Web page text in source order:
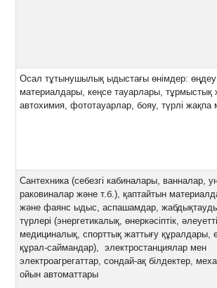
Осал тұтынушылық ыдыстағы өнімдер: өңдеу
материалдары, кеңсе тауарлары, тұрмыстық
автохимия, фототауарлар, бояу, түрлі жақпа
Сантехника (себезгі кабиналары, ванналар,
раковиналар және т.б.), қаптайтын
және фаянс ыдыс, аспашамдар,
түрлері (энергетикалық, өнеркәсіптік,
медициналық, спорттық жаттығу құралдары,
құрал-саймандар), электростанциялар мен
электроагрегаттар, сондай-ақ білдектер,
ойын автоматтары